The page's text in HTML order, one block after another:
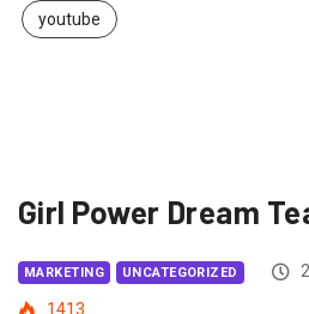
youtube
Girl Power Dream
MARKETING UNCATEGORIZED
1413